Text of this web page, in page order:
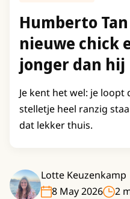
Humberto
nieuwe chick
jonger dan hij
Je kent het wel: je loopt
stelletje heel ranzig
dat lekker thuis.
Lotte Keuzenkamp
8 May 2026
2